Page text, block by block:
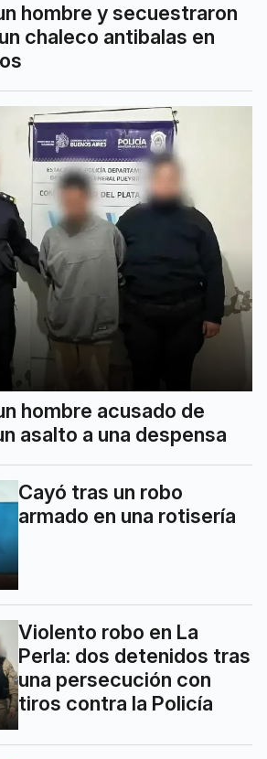
hombre y secuestraron
chaleco antibalas en
hombre acusado de
asalto a una despensa
Cayó tras un robo
armado en una rotisería
Violento robo en La
Perla: dos detenidos tras
una persecución con
tiros contra la Policía